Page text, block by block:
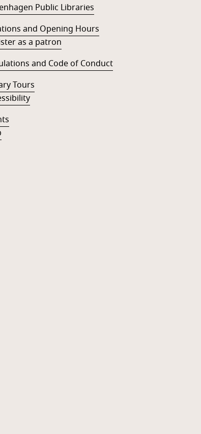
Public Libraries
and Opening Hours
as a patron
and Code of Conduct
Tours